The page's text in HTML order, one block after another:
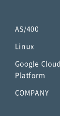
AS/400
Linux
Google Cloud
Platform
COMPANY